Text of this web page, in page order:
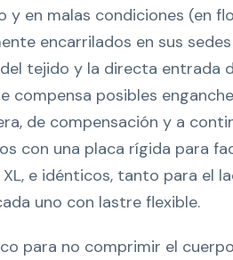
en malas condiciones (en
encarrilados en sus sedes
tejido y la directa entrada
compensa posibles
de compensación y a
con una placa rígida para
e idénticos, tanto para el
uno con lastre flexible.
para no comprimir el